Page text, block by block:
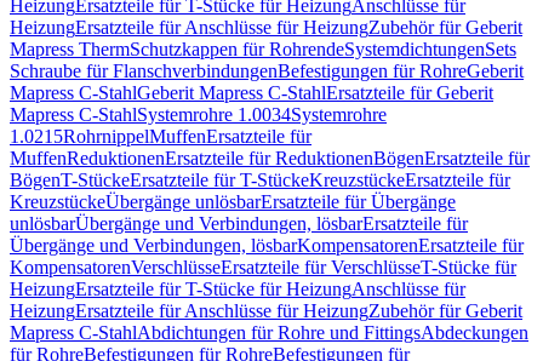
HeizungErsatzteile für T-Stücke für HeizungAnschlüsse für
HeizungErsatzteile für Anschlüsse für HeizungZubehör für Geberit
Mapress ThermSchutzkappen für RohrendeSystemdichtungenSets
Schraube für FlanschverbindungenBefestigungen für RohreGeberit
Mapress C-StahlGeberit Mapress C-StahlErsatzteile für Geberit
Mapress C-StahlSystemrohre 1.0034Systemrohre
1.0215RohrnippelMuffenErsatzteile für
MuffenReduktionenErsatzteile für ReduktionenBögenErsatzteile für
BögenT-StückeErsatzteile für T-StückeKreuzstückeErsatzteile für
KreuzstückeÜbergänge unlösbarErsatzteile für Übergänge
unlösbarÜbergänge und Verbindungen, lösbarErsatzteile für
Übergänge und Verbindungen, lösbarKompensatorenErsatzteile für
KompensatorenVerschlüsseErsatzteile für VerschlüsseT-Stücke für
HeizungErsatzteile für T-Stücke für HeizungAnschlüsse für
HeizungErsatzteile für Anschlüsse für HeizungZubehör für Geberit
Mapress C-StahlAbdichtungen für Rohre und FittingsAbdeckungen
für RohreBefestigungen für RohreBefestigungen für